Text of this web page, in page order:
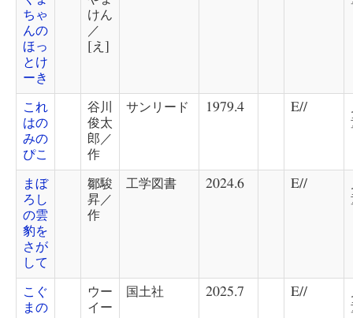
ちゃ
んの
ほっ
とけ
ーき
けん
／
[え]
これ
はの
みの
ぴこ
谷川
俊太
郎／
作
サンリード 1979.4 E//
まぼ
ろし
の雲
豹を
さが
して
鄒駿
昇／
作
工学図書 2024.6 E//
こぐ
まの
ウー
イー
国土社 2025.7 E//